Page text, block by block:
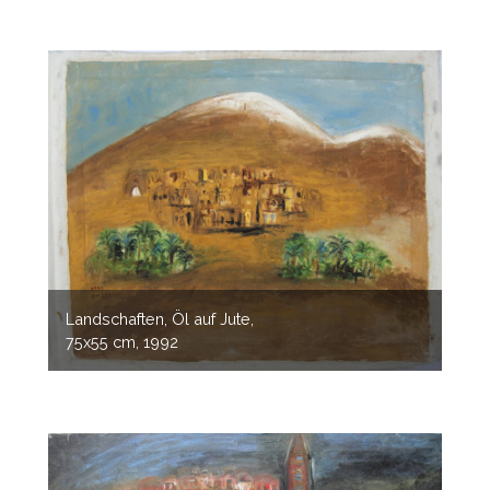
Landschaften, Öl auf Jute,
75x55 cm, 1992